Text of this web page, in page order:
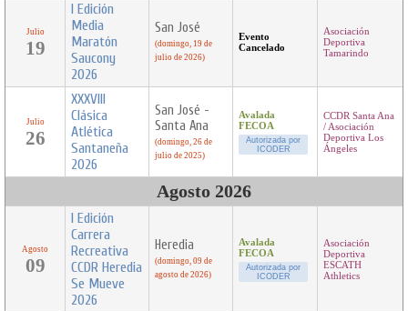
Julio
19
I Edición
Media
Maratón
Saucony
2026
San José
(domingo, 19 de
julio de 2026)
Evento
Cancelado
Asociación
Deportiva
Tamarindo
Julio
26
XXXVIII
Clásica
Atlética
Santaneña
2026
San José -
Santa Ana
(domingo, 26 de
julio de 2025)
Avalada
FECOA
Autorizada por
ICODER
CCDR Santa Ana
/ Asociación
Deportiva Los
Ángeles
Agosto 2026
Agosto
09
I Edición
Carrera
Recreativa
CCDR Heredia
Se Mueve
2026
Heredia
(domingo, 09 de
agosto de 2026)
Avalada
FECOA
Autorizada por
ICODER
Asociación
Deportiva
ESCATH
Athletics